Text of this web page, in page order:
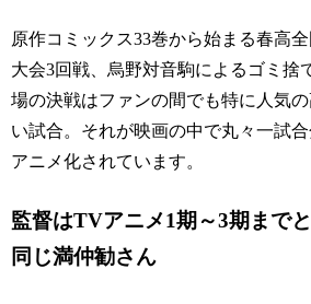
原作コミックス33巻から始まる春高全
大会3回戦、烏野対音駒によるゴミ捨
場の決戦はファンの間でも特に人気の
い試合。それが映画の中で丸々一試合
アニメ化されています。
監督はTVアニメ1期～3期までと
同じ満仲勧さん